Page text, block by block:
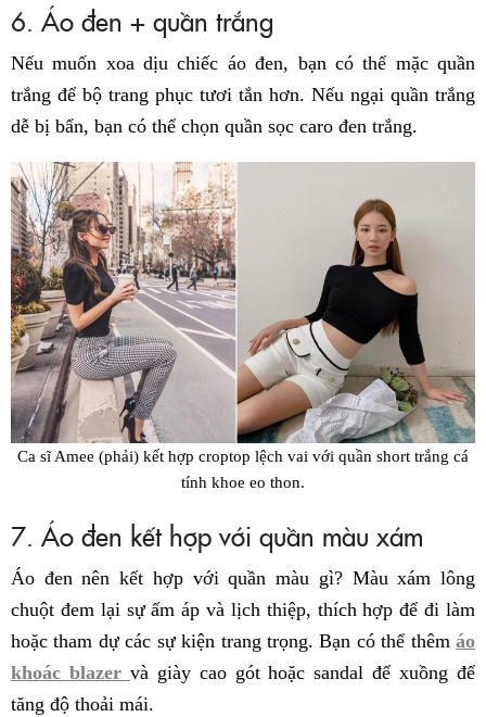
6. Áo đen + quần trắng
Nếu muốn xoa dịu chiếc áo đen, bạn có thể mặc quần
trắng để bộ trang phục tươi tắn hơn. Nếu ngại quần trắng
dễ bị bẩn, bạn có thể chọn quần sọc caro đen trắng.
Ca sĩ Amee (phải) kết hợp croptop lệch vai với quần short trắng cá
tính khoe eo thon.
7. Áo đen kết hợp với quần màu xám
Áo đen nên kết hợp với quần màu gì? Màu xám lông
chuột đem lại sự ấm áp và lịch thiệp, thích hợp để đi làm
hoặc tham dự các sự kiện trang trọng. Bạn có thể thêm áo
khoác blazer và giày cao gót hoặc sandal đế xuồng để
tăng độ thoải mái.